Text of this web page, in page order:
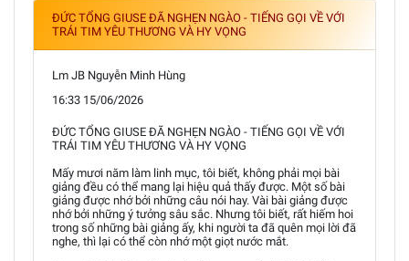
ĐỨC TỔNG GIUSE ĐÃ NGHẸN NGÀO - TIẾNG GỌI VỀ VỚI
TRÁI TIM YÊU THƯƠNG VÀ HY VỌNG
Lm JB Nguyễn Minh Hùng
16:33 15/06/2026
ĐỨC TỔNG GIUSE ĐÃ NGHẸN NGÀO - TIẾNG GỌI VỀ VỚI
TRÁI TIM YÊU THƯƠNG VÀ HY VỌNG
Mấy mươi năm làm linh mục, tôi biết, không phải mọi bài
giảng đều có thể mang lại hiệu quả thấy được. Một số bài
giảng được nhớ bởi những câu nói hay. Vài bài giảng được
nhớ bởi những ý tưởng sâu sắc. Nhưng tôi biết, rất hiếm hoi
trong số những bài giảng ấy, khi người ta đã quên mọi lời đã
nghe, thì lại có thể còn nhớ một giọt nước mắt.